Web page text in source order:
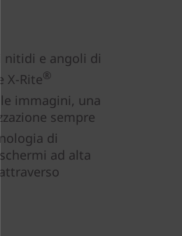
nitidi e angoli di
X-Rite®
immagini, una
sempre
di
ad alta